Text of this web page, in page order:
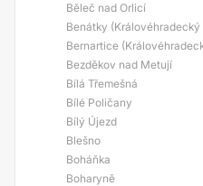
Běleč nad Orlicí
Benátky (Královéhradecký
Bernartice
Bezděkov nad Metují
Bílá Třemešná
Bílé Poličany
Bílý Újezd
Blešno
Boháňka
Boharyně